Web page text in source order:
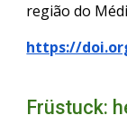
região do
https://
Früstuck: